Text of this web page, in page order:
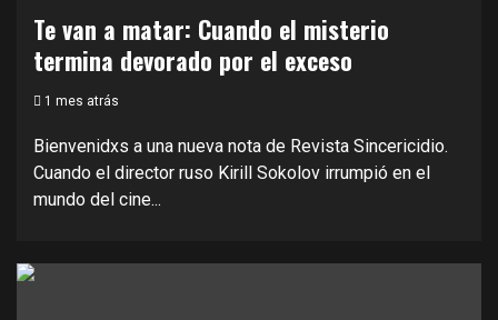
Te van a matar: Cuando el misterio
termina devorado por el exceso
1 mes atrás
Bienvenidxs a una nueva nota de Revista Sincericidio.
Cuando el director ruso Kirill Sokolov irrumpió en el
mundo del cine...